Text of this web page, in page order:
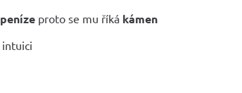
proto se mu říká kámen
intuici